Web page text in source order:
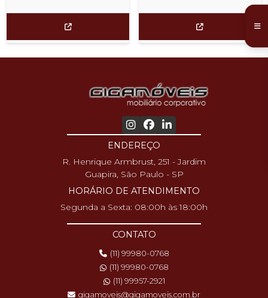
ENDEREÇO
R. Henrique Armbrust, 251 - Jardim
Guapira, São Paulo - SP
HORÁRIO DE ATENDIMENTO
Segunda a Sexta: 08:00h às 18:00h
CONTATO
(11) 99980-0768
(11) 99980-0768
(11) 99957-2921
gigamoveis@gigamoveis.com.br